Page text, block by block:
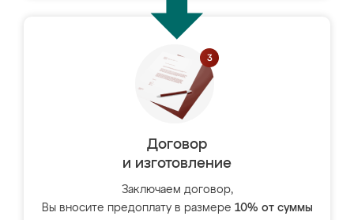
Договор
и изготовление
Заключаем договор,
Вы вносите предоплату в размере 10% от суммы